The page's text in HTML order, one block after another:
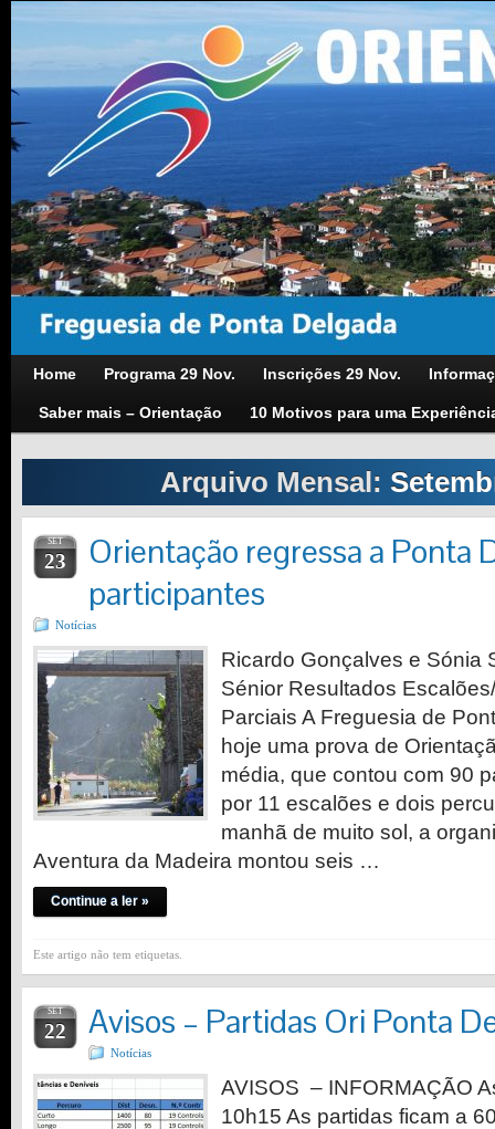
Home Programa 29 Nov. Inscrições 29 Nov.
Saber mais – Orientação 10 Motivos para uma
Arquivo Mensal:
SET
23
Orientação regressa a Ponta
participantes
Notícias
Ricardo Gonçalves e Sónia
Sénior Resultados
Parciais A Freguesia de
hoje uma prova de
média, que contou com 90
por 11 escalões e dois
manhã de muito sol, a
Aventura da Madeira montou seis …
Continue a ler »
Este artigo não tem etiquetas.
SET
22 Avisos – Partidas Ori Ponta
Notícias
AVISOS – INFORMAÇÃO
10h15 As partidas ficam a